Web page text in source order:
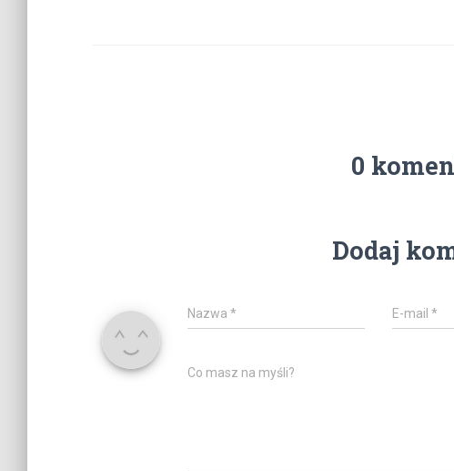
0
Dodaj
Nazwa * E-mail*
Co masz na myśli?